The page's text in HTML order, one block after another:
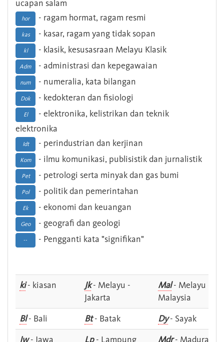
ucapan salam
hor - ragam hormat, ragam resmi
kas - kasar, ragam yang tidak sopan
kl - klasik, kesusasraan Melayu Klasik
Adm - administrasi dan kepegawaian
num - numeralia, kata bilangan
Dok - kedokteran dan fisiologi
El
- elektronika, kelistrikan dan teknik
elektronika
Idt - perindustrian dan kerjinan
Kom - ilmu komunikasi, publisistik dan jurnalistik
Pet - petrologi serta minyak dan gas bumi
Pol - politik dan pemerintahan
Ek - ekonomi dan keuangan
Geo - geografi dan geologi
-- - Pengganti kata "signifikan"
ki- kiasan Jk- Melayu -
Jakarta
Mal- Melayu -
Malaysia
Bl- Bali Bt- Batak Dy- Sayak
Jw- Jawa Lp- Lampung Mdr- Madura